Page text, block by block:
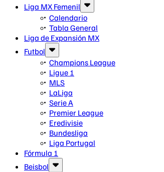
Liga MX Femenil
Calendario
Tabla General
Liga de Expansión MX
Futbol
Champions League
Ligue 1
MLS
LaLiga
Serie A
Premier League
Eredivisie
Bundesliga
Liga Portugal
Fórmula 1
Beisbol